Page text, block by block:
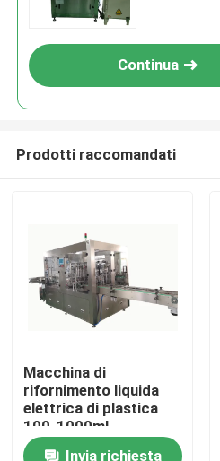
Prodotti
Video
Continua
Prodotti raccomandati
Macchina di
rifornimento liquida
elettrica di plastica
100-1000ml
automatica
Invia richiesta